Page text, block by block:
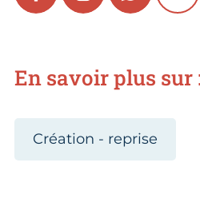
En savoir plus sur
Création - reprise